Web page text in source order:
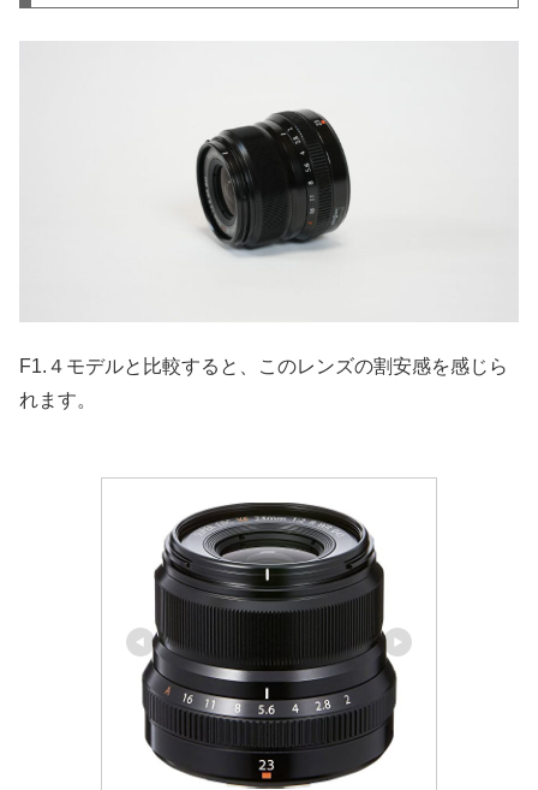
F1.４モデルと比較すると、このレンズの割安感を感じら
れます。